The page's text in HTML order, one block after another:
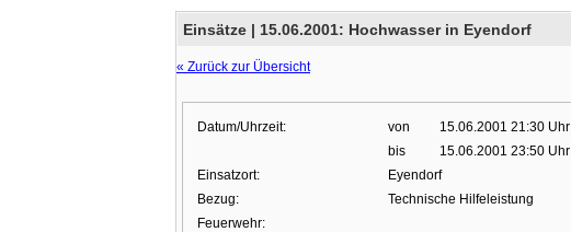
Einsätze | 15.06.2001: Hochwasser in Eyendorf
« Zurück zur Übersicht
Datum/Uhrzeit: von
15.06.2001 21:30 Uhr
bis
15.06.2001 23:50 Uhr
Einsatzort:
Eyendorf
Bezug:
Technische Hilfeleistung
Feuerwehr: